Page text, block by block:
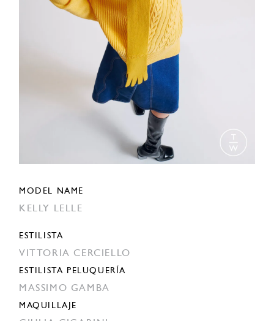
MODEL NAME
KELLY LELLE
ESTILISTA
VITTORIA CERCIELLO
ESTILISTA PELUQUERÍA
MASSIMO GAMBA
MAQUILLAJE